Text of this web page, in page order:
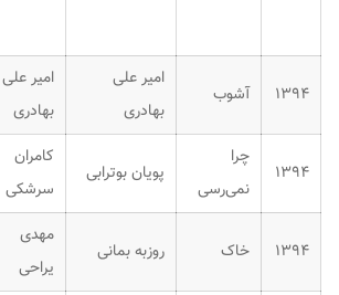
۱۳۹۴ آشوب
امیر علی
بهادری
امیر علی
بهادری
۱۳۹۴
چرا
نمی‌رسی
پویان بوترابی
کامران
سرشکی
۱۳۹۴ خاک روزبه بمانی
مهدی
یراحی